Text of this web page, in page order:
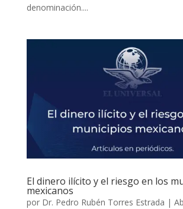
denominación....
El dinero ilícito y el riesgo en los
mexicanos
por Dr. Pedro Rubén Torres Estrada |